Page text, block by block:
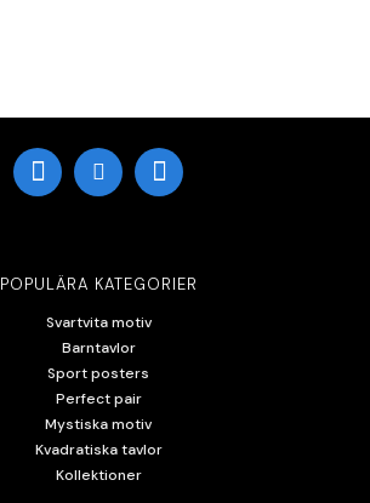
POPULÄRA KATEGORIER
Svartvita motiv
Barntavlor
Sport posters
Perfect pair
Mystiska motiv
Kvadratiska tavlor
Kollektioner